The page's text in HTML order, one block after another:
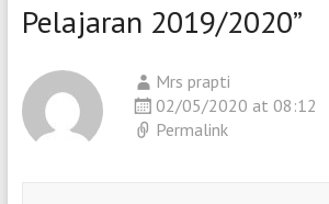
Pelajaran 2019/2020”
Mrs prapti
02/05/2020 at 08:12
Permalink